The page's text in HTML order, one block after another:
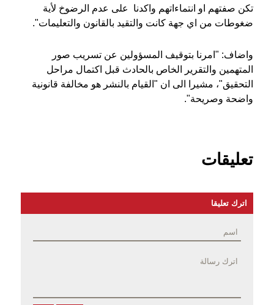
تكن صفتهم او انتماءاتهم واكدنا على عدم الرضوخ لأية
ضغوطات من اي جهة كانت والتقيد بالقانون والتعليمات".
واضاف: "امرنا بتوقيف المسؤولين عن تسريب صور
المتهمين والتقرير الخاص بالحادث قبل اكتمال مراحل
التحقيق"، مشيرا الى ان "القيام بالنشر هو مخالفة قانونية
واضحة وصريحة".
تعليقات
اترك تعليقا